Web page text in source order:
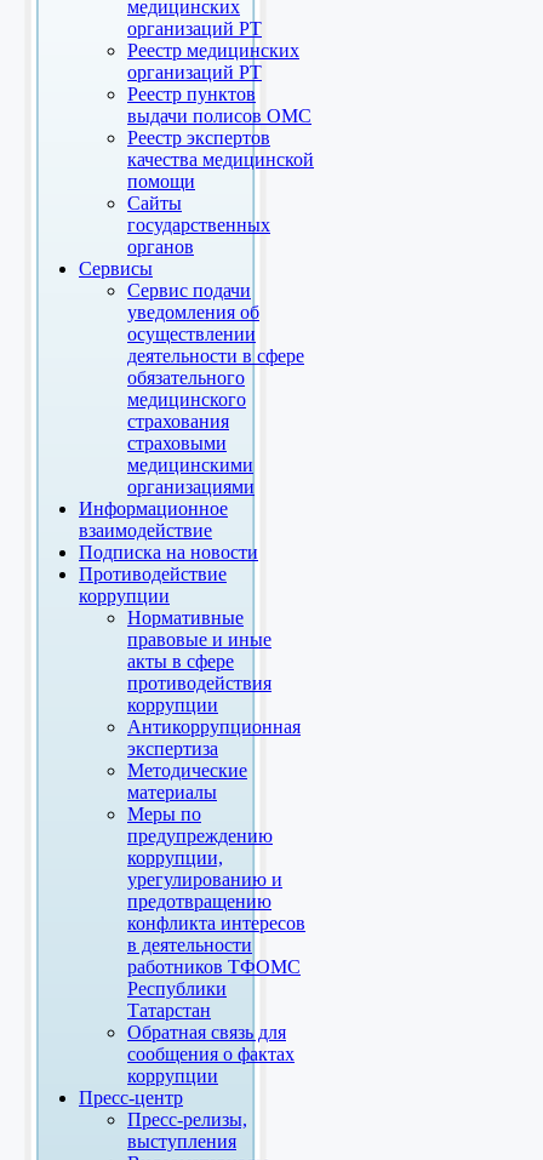
медицинских
организаций РТ
Реестр медицинских
организаций РТ
Реестр пунктов
выдачи полисов ОМС
Реестр экспертов
качества медицинской
помощи
Сайты
государственных
органов
Сервисы
Сервис подачи
уведомления об
осуществлении
деятельности в сфере
обязательного
медицинского
страхования
страховыми
медицинскими
организациями
Информационное
взаимодействие
Подписка на новости
Противодействие
коррупции
Нормативные
правовые и иные
акты в сфере
противодействия
коррупции
Антикоррупционная
экспертиза
Методические
материалы
Меры по
предупреждению
коррупции,
урегулированию и
предотвращению
конфликта интересов
в деятельности
работников ТФОМС
Республики
Татарстан
Обратная связь для
сообщения о фактах
коррупции
Пресс-центр
Пресс-релизы,
выступления